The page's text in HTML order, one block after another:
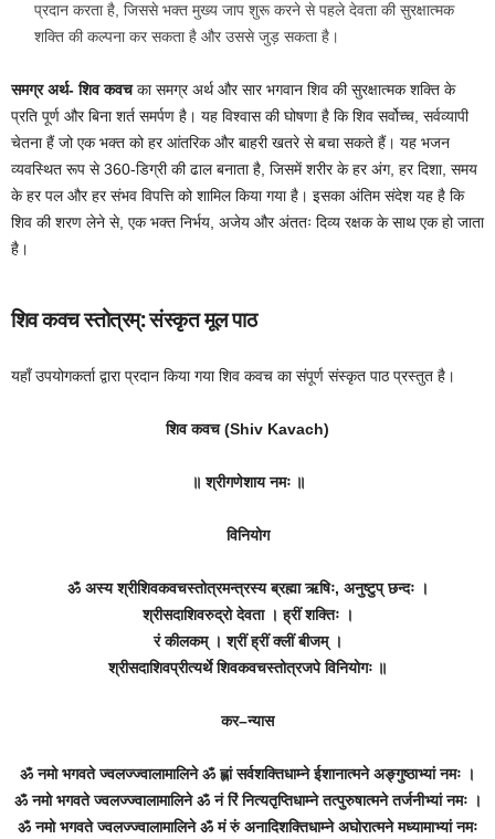
प्रदान करता है, जिससे भक्त मुख्य जाप शुरू करने से पहले देवता की सुरक्षात्मक
शक्ति की कल्पना कर सकता है और उससे जुड़ सकता है।
समग्र अर्थ-शिव कवचका समग्र अर्थ और सार भगवान शिव की सुरक्षात्मक शक्ति के
प्रति पूर्ण और बिना शर्त समर्पण है। यह विश्वास की घोषणा है कि शिव सर्वोच्च, सर्वव्यापी
चेतना हैं जो एक भक्त को हर आंतरिक और बाहरी खतरे से बचा सकते हैं। यह भजन
व्यवस्थित रूप से 360-डिग्री की ढाल बनाता है, जिसमें शरीर के हर अंग, हर दिशा, समय
के हर पल और हर संभव विपत्ति को शामिल किया गया है। इसका अंतिम संदेश यह है कि
शिव की शरण लेने से, एक भक्त निर्भय, अजेय और अंततः दिव्य रक्षक के साथ एक हो जाता
है।
शिव कवच स्तोत्रम्: संस्कृत मूल पाठ
यहाँ उपयोगकर्ता द्वारा प्रदान किया गया शिव कवच का संपूर्ण संस्कृत पाठ प्रस्तुत है।
शिव कवच (Shiv Kavach)
॥ श्रीगणेशाय नमः ॥
विनियोग
ॐ अस्य श्रीशिवकवचस्तोत्रमन्त्रस्य ब्रह्मा ऋषिः, अनुष्टुप् छन्दः ।
श्रीसदाशिवरुद्रो देवता । ह्रीं शक्तिः ।
रं कीलकम् । श्रीं ह्रीं क्लीं बीजम् ।
श्रीसदाशिवप्रीत्यर्थे शिवकवचस्तोत्रजपे विनियोगः ॥
कर–न्यास
ॐ नमो भगवते ज्वलज्ज्वालामालिने ॐ ह्लां सर्वशक्तिधाम्ने ईशानात्मने अङ्गुष्ठाभ्यां नमः ।
ॐ नमो भगवते ज्वलज्ज्वालामालिने ॐ नं रिं नित्यतृप्तिधाम्ने तत्पुरुषात्मने तर्जनीभ्यां नमः ।
ॐ नमो भगवते ज्वलज्ज्वालामालिने ॐ मं रुं अनादिशक्तिधाम्ने अघोरात्मने मध्यामाभ्यां नमः